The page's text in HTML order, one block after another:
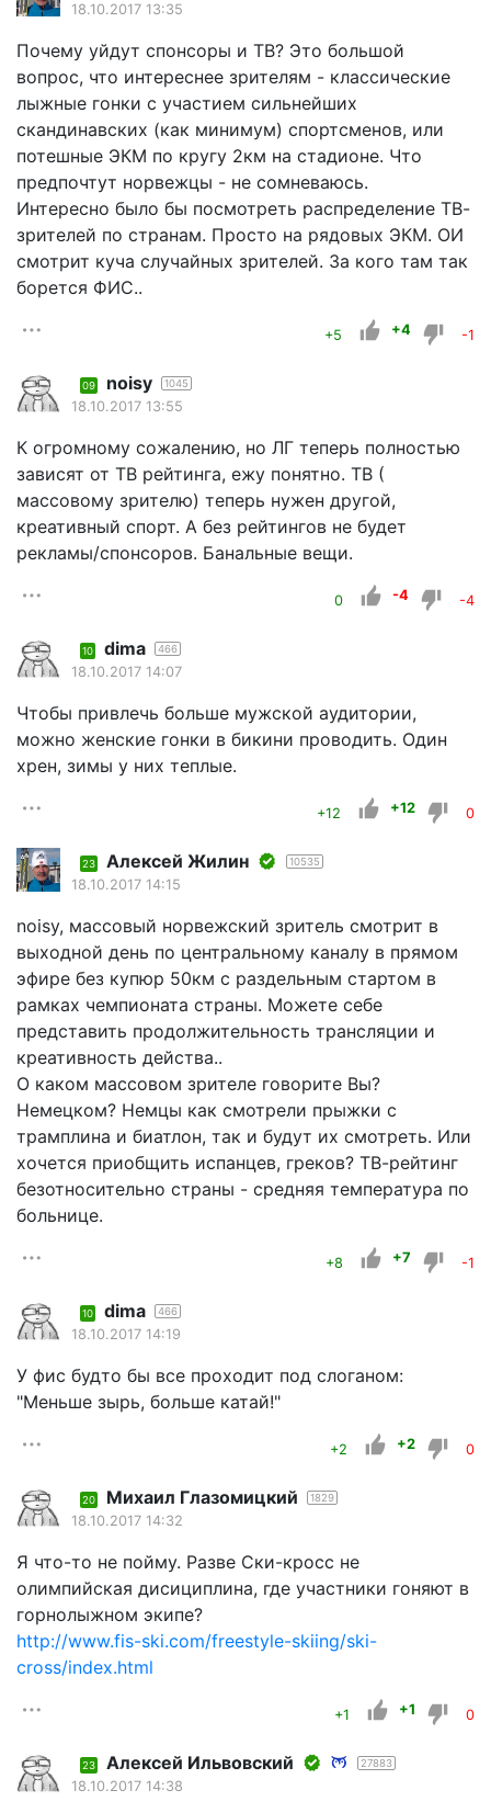
18.10.2017 13:35
Почему уйдут спонсоры и ТВ? Это большой
вопрос, что интереснее зрителям - классические
лыжные гонки с участием сильнейших
скандинавских (как минимум) спортсменов, или
потешные ЭКМ по кругу 2км на стадионе. Что
предпочтут норвежцы - не сомневаюсь.
Интересно было бы посмотреть распределение ТВ-
зрителей по странам. Просто на рядовых ЭКМ. ОИ
смотрит куча случайных зрителей. За кого там так
борется ФИС..
+5 +4 -1
09 noisy 1045
18.10.2017 13:55
К огромному сожалению, но ЛГ теперь полностью
зависят от ТВ рейтинга, ежу понятно. ТВ (
массовому зрителю) теперь нужен другой,
креативный спорт. А без рейтингов не будет
рекламы/спонсоров. Банальные вещи.
0 -4 -4
10 dima 466
18.10.2017 14:07
Чтобы привлечь больше мужской аудитории,
можно женские гонки в бикини проводить. Один
хрен, зимы у них теплые.
+12 +12 0
23 Алексей Жилин 10535
18.10.2017 14:15
noisy, массовый норвежский зритель смотрит в
выходной день по центральному каналу в прямом
эфире без купюр 50км с раздельным стартом в
рамках чемпионата страны. Можете себе
представить продолжительность трансляции и
креативность действа..
О каком массовом зрителе говорите Вы?
Немецком? Немцы как смотрели прыжки с
трамплина и биатлон, так и будут их смотреть. Или
хочется приобщить испанцев, греков? ТВ-рейтинг
безотносительно страны - средняя температура по
больнице.
+8 +7 -1
10 dima 466
18.10.2017 14:19
У фис будто бы все проходит под слоганом:
"Меньше зырь, больше катай!"
+2 +2 0
20 Михаил Глазомицкий 1829
18.10.2017 14:32
Я что-то не пойму. Разве Ски-кросс не
олимпийская дисициплина, где участники гоняют в
горнолыжном экипе?
http://www.fis-ski.com/freestyle-skiing/ski-
cross/index.html
+1 +1 0
23 Алексей Ильвовский 27883
18.10.2017 14:38